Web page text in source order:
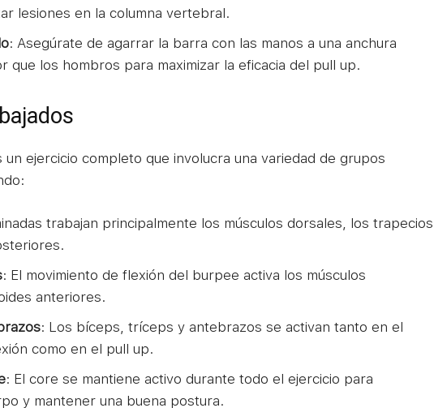
lesiones en la columna vertebral.
: Asegúrate de agarrar la barra con las manos a una anchura
que los hombros para maximizar la eficacia del pull up.
ejercicio completo que involucra una variedad de grupos
trabajan principalmente los músculos dorsales, los trapecios
: El movimiento de flexión del burpee activa los músculos
anteriores.
: Los bíceps, tríceps y antebrazos se activan tanto en el
como en el pull up.
: El core se mantiene activo durante todo el ejercicio para
y mantener una buena postura.